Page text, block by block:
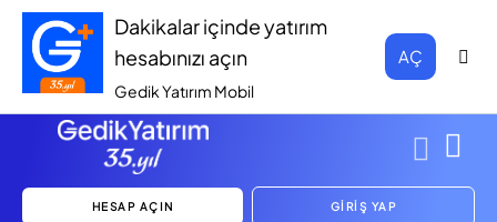
Dakikalar içinde yatırım
hesabınızı açın
Gedik Yatırım Mobil
AÇ
HESAP AÇIN GİRİŞ YAP